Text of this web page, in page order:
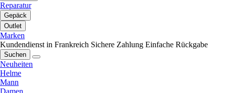
Reparatur
Gepäck
Outlet
Marken
Kundendienst in Frankreich Sichere Zahlung Einfache Rückgabe
Suchen
Neuheiten
Helme
Mann
Damen